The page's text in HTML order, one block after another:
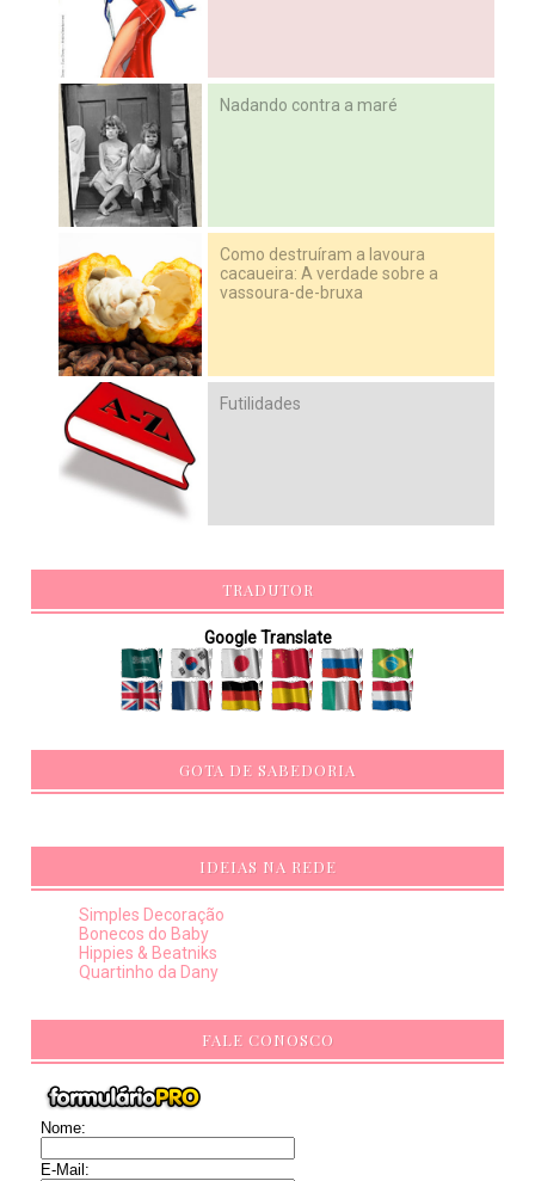
Nadando contra a maré
Como destruíram a lavoura
cacaueira: A verdade sobre a
vassoura-de-bruxa
Futilidades
TRADUTOR
Google Translate
GOTA DE SABEDORIA
IDEIAS NA REDE
Simples Decoração
Bonecos do Baby
Hippies & Beatniks
Quartinho da Dany
FALE CONOSCO
Nome:
E-Mail: